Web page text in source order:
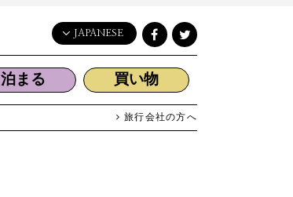
JAPANESE
English
日本語
简体中文
泊まる 買い物
旅行会社の方へ